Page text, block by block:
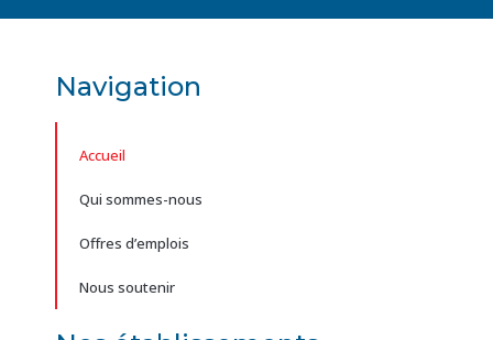
Navigation
Accueil
Qui sommes-nous
Offres d’emplois
Nous soutenir